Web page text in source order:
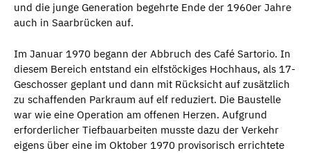
und die junge Generation begehrte Ende der 1960er Jahre
auch in Saarbrücken auf.
Im Januar 1970 begann der Abbruch des Café Sartorio. In
diesem Bereich entstand ein elfstöckiges Hochhaus, als 17-
Geschosser geplant und dann mit Rücksicht auf zusätzlich
zu schaffenden Parkraum auf elf reduziert. Die Baustelle
war wie eine Operation am offenen Herzen. Aufgrund
erforderlicher Tiefbauarbeiten musste dazu der Verkehr
eigens über eine im Oktober 1970 provisorisch errichtete